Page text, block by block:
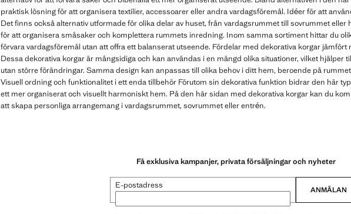
praktisk lösning för att organisera textilier, accessoarer eller andra vardagsföremål. Idéer för att
Det finns också alternativ utformade för olika delar av huset, från vardagsrummet till sovrummet eller
för att organisera småsaker och komplettera rummets inredning. Inom samma sortiment hittar du
förvara vardagsföremål utan att offra ett balanserat utseende. Fördelar med dekorativa korgar
Dessa dekorativa korgar är mångsidiga och kan användas i en mängd olika situationer, vilket hjälper
utan större förändringar. Samma design kan anpassas till olika behov i ditt hem, beroende på
Visuell ordning och funktionalitet i ett enda tillbehör Förutom sin dekorativa funktion bidrar den här
ett mer organiserat och visuellt harmoniskt hem. På den här sidan med dekorativa korgar kan du
att skapa personliga arrangemang i vardagsrummet, sovrummet eller entrén.
Få exklusiva kampanjer, privata försäljningar och nyheter
E-postadress ANMÄLAN